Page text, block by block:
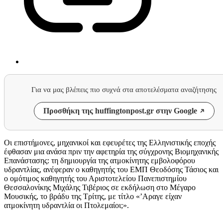
Για να μας βλέπεις πιο συχνά στα αποτελέσματα αναζήτησης
Προσθήκη της huffingtonpost.gr στην Google
Οι επιστήμονες, μηχανικοί και εφευρέτες της Ελληνιστικής εποχής
έφθασαν μια ανάσα πριν την αφετηρία της σύγχρονης Βιομηχανικής
Επανάστασης: τη δημιουργία της ατμοκίνητης εμβολοφόρου
υδραντλίας, ανέφεραν ο καθηγητής του ΕΜΠ Θεοδόσης Τάσιος και
ο ομότιμος καθηγητής του Αριστοτελείου Πανεπιστημίου
Θεσσαλονίκης Μιχάλης Τιβέριος σε εκδήλωση στο Μέγαρο
Μουσικής, το βράδυ της Τρίτης, με τίτλο «’Αραγε είχαν
ατμοκίνητη υδραντλία οι Πτολεμαίοι;».